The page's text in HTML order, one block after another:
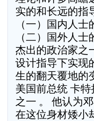
实的和长远的指
（一）国内人士
（二）国外人
杰出的政治家
设计指导下实现
生的翻天覆地的
美国前总统 卡
之一 。 他认为
在这位身材矮小